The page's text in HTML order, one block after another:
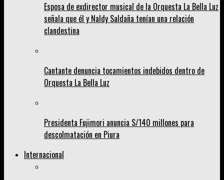
Esposa de exdirector musical de la Orquesta La Bella Luz
señala que él y Naldy Saldaña tenían una relación
clandestina
Cantante denuncia tocamientos indebidos dentro de
Orquesta La Bella Luz
Presidenta Fujimori anuncia S/140 millones para
descolmatación en Piura
Internacional